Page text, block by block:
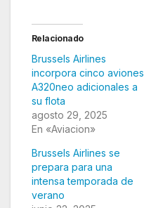
Relacionado
Brussels Airlines
incorpora cinco aviones
A320neo adicionales a
su flota
agosto 29, 2025
En «Aviacion»
Brussels Airlines se
prepara para una
intensa temporada de
verano